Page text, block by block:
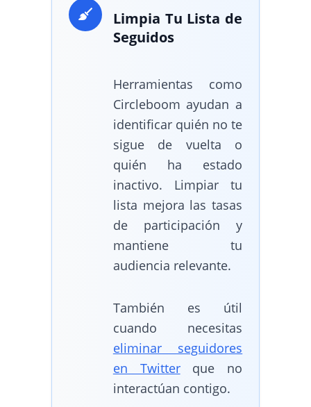
Limpia Tu Lista de
Seguidos
Herramientas como
Circleboom ayudan a
identificar quién no te
sigue de vuelta o
quién ha estado
inactivo. Limpiar tu
lista mejora las tasas
de participación y
mantiene tu
audiencia relevante.
También es útil
cuando necesitas
eliminar seguidores
en Twitterque no
interactúan contigo.